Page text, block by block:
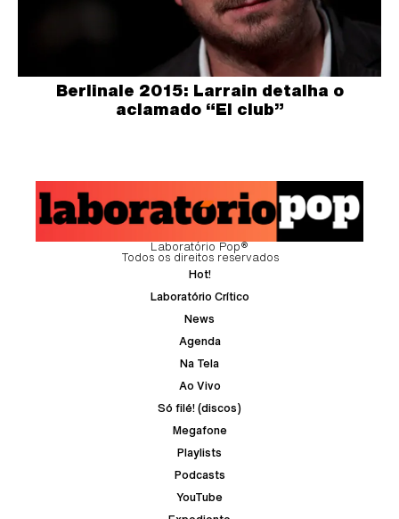
Berlinale 2015: Larrain detalha o
aclamado “El club”
Laboratório Pop®
Todos os direitos reservados
Hot!
Laboratório Crítico
News
Agenda
Na Tela
Ao Vivo
Só filé! (discos)
Megafone
Playlists
Podcasts
YouTube